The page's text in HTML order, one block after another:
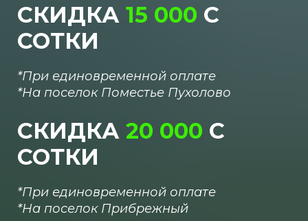
СКИДКА 15 000 С
СОТКИ
*При единовременной оплате
*На поселок Поместье Пухолово
СКИДКА 20 000 С
СОТКИ
*При единовременной оплате
*На поселокПрибрежный